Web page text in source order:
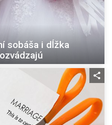
sobáša i dĺžka